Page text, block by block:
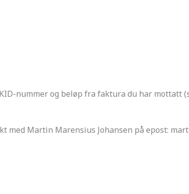
nummer og beløp fra faktura du har mottatt
Martin Marensius Johansen på epost: